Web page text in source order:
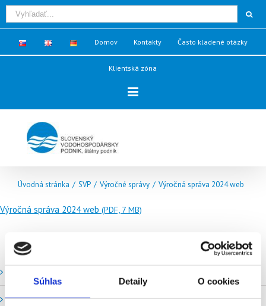
Súhlas Detaily O cookies
Domov Kontakty Často kladené otázky
Klientská zóna
Úvodná stránka / SVP / Výročné správy / Výročná správa 2024 web
Výročná správa 2024 web (PDF, 7 MB)
Stavy a prietoky SVP, š. p.